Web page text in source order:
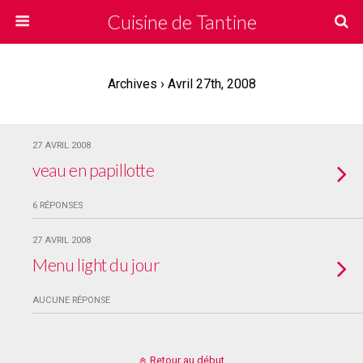
Cuisine de Tantine
Archives › Avril 27th, 2008
27 AVRIL 2008
veau en papillotte
6 RÉPONSES
27 AVRIL 2008
Menu light du jour
AUCUNE RÉPONSE
Retour au début